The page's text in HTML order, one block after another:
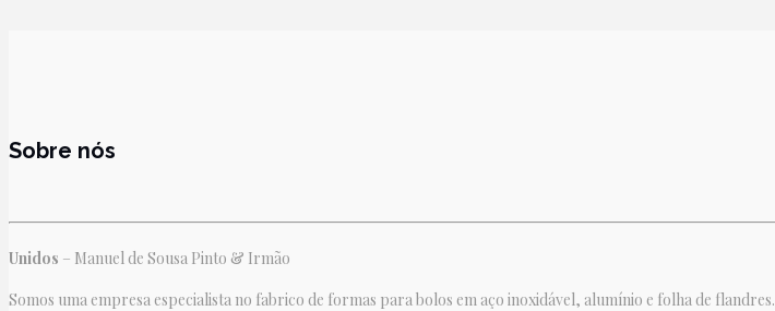
Sobre nós
Unidos – Manuel de Sousa Pinto & Irmão
Somos uma empresa especialista no fabrico de formas para bolos em aço inoxidável, alumínio e folha de flandres.